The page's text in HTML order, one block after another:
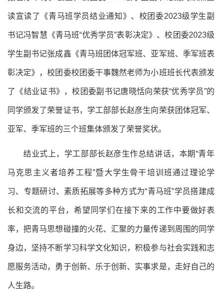
读宣读了《青马班学员结业通知》、校团委2023级学生副
书记冯智慧《青马班“优秀学员”表彰决定》、校团委2023级
学生副书记张成鑫《青马班团体冠军班、亚军班、季军班表
彰决定》，校团委校团委干事魏然老师为小班班长代表颁发
了《结业证书》，校团委副书记唐晓恬向荣获“优秀学员”的
同学颁发了荣誉证书，学工部部长赵彦生向荣获团体冠军、
亚军、季军班的三个班集体颁发了荣誉奖状。
结业式上，学工部部长赵彦生作总结讲话，本期“青年
马克思主义者培养工程”暨大学生骨干培训班通过理论学
习、专题研讨、素质拓展等多种方式为“青马班”学员搭建成
长和交流的平台，希望同学们在接下来的工作中要做好表
率，把青马思想碰撞的火花、汇聚的力量传递到周围的同学
身边，坚持不断学习科学文化知识，积极参与社会实践和志
愿服务活动，勇于创新、乐于创新、实事求是，走好自己的
人生路。